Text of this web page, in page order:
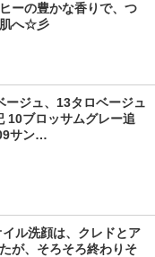
ーの豊かな香りで、つ
肌へ☆彡
ジュ、13タロベージュ
10ブロッサムグレー追
サン…
イル洗顔は、クレドとア
が、そろそろ終わりそ